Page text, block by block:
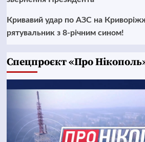
Кривавий удар по АЗС на
рятувальник з 8-річним сином!
Cпецпроєкт «Про